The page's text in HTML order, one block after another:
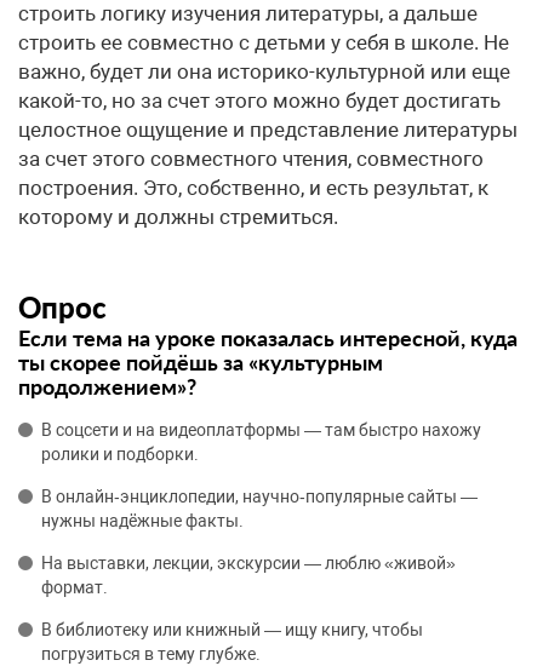
строить логику изучения литературы, а дальше
строить ее совместно с детьми у себя в школе. Не
важно, будет ли она историко-культурной или еще
какой-то, но за счет этого можно будет достигать
целостное ощущение и представление литературы
за счет этого совместного чтения, совместного
построения. Это, собственно, и есть результат, к
которому и должны стремиться.
Опрос
Если тема на уроке показалась интересной, куда
ты скорее пойдёшь за «культурным
продолжением»?
В соцсети и на видеоплатформы — там быстро нахожу
ролики и подборки.
В онлайн‑энциклопедии, научно‑популярные сайты —
нужны надёжные факты.
На выставки, лекции, экскурсии — люблю «живой»
формат.
В библиотеку или книжный — ищу книгу, чтобы
погрузиться в тему глубже.